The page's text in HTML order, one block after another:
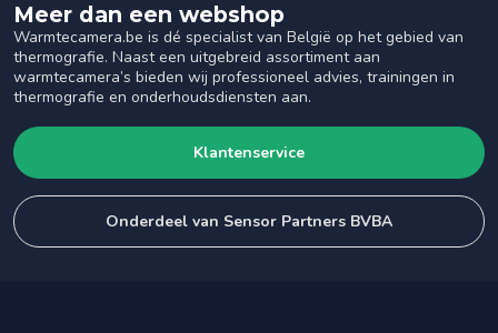
Meer dan een webshop
Warmtecamera.be is dé specialist van België op het gebied van
thermografie. Naast een uitgebreid assortiment aan
warmtecamera’s bieden wij professioneel advies, trainingen in
thermografie en onderhoudsdiensten aan.
Klantenservice
Onderdeel van Sensor Partners BVBA